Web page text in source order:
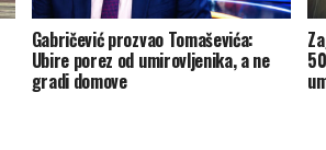
Gabričević prozvao Tomaševića:
Ubire porez od umirovljenika, a ne
gradi domove